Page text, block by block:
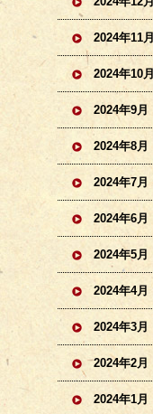
2024年11月
2024年10月
2024年9月
2024年8月
2024年7月
2024年6月
2024年5月
2024年4月
2024年3月
2024年2月
2024年1月